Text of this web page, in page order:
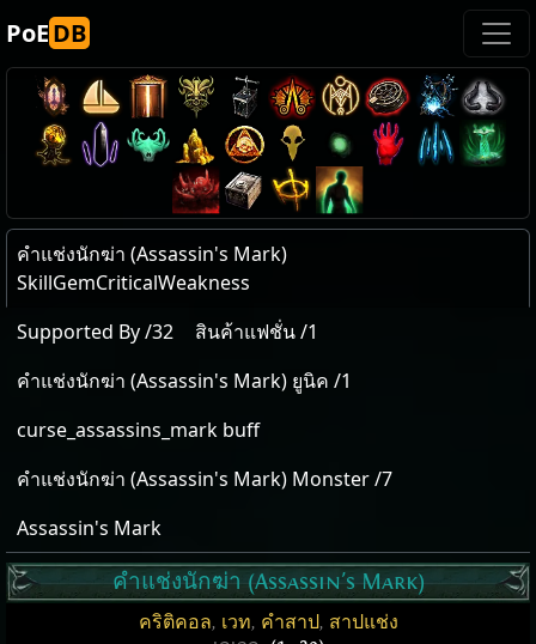
PoEDB
คำแช่งนักฆ่า (Assassin's Mark)
SkillGemCriticalWeakness
Supported By /32
สินค้าแฟชั่น /1
คำแช่งนักฆ่า (Assassin's Mark) ยูนิค /1
curse_assassins_mark buff
คำแช่งนักฆ่า (Assassin's Mark) Monster /7
Assassin's Mark
คำแช่งนักฆ่า (Assassin's Mark)
คริติคอล, เวท, คำสาป, สาปแช่ง